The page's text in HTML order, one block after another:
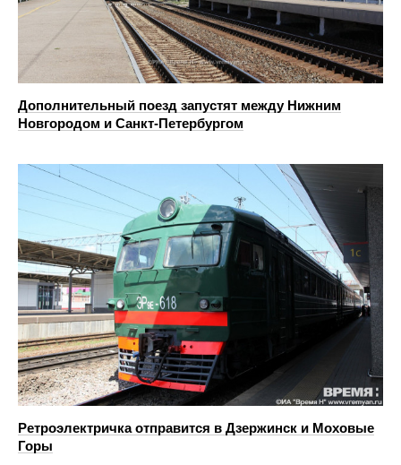
Дополнительный поезд запустят между Нижним
Новгородом и Санкт-Петербургом
Ретроэлектричка отправится в Дзержинск и Моховые
Горы